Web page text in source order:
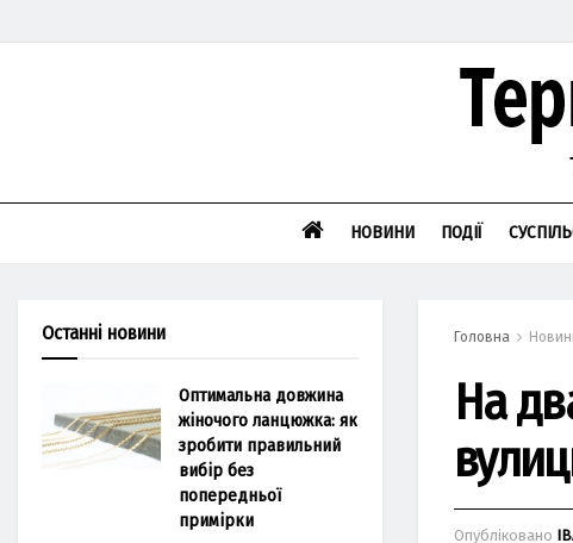
НОВИНИ ПОДІЇ
Головна
На
Опубліковано
Останні новини
Оптимальна довжина
жіночого ланцюжка: як
зробити правильний
вибір без
попередньої
примірки